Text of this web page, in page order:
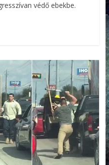
védő ebekbe.